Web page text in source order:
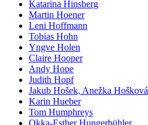
Katarina Hinsberg
Martin Hoener
Leni Hoffmann
Tobias Hohn
Yngve Holen
Claire Hooper
Andy Hope
Judith Hopf
Jakub Hošek, Anežka Hošková
Karin Hueber
Tom Humphreys
Okka-Esther Hungerbühler